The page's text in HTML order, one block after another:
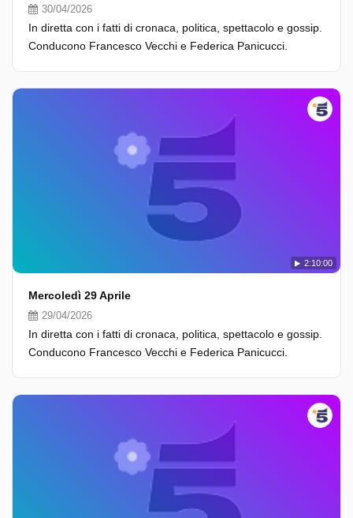
30/04/2026
In diretta con i fatti di cronaca, politica, spettacolo e gossip.
Conducono Francesco Vecchi e Federica Panicucci.
2:10:00
Mercoledì 29 Aprile
29/04/2026
In diretta con i fatti di cronaca, politica, spettacolo e gossip.
Conducono Francesco Vecchi e Federica Panicucci.